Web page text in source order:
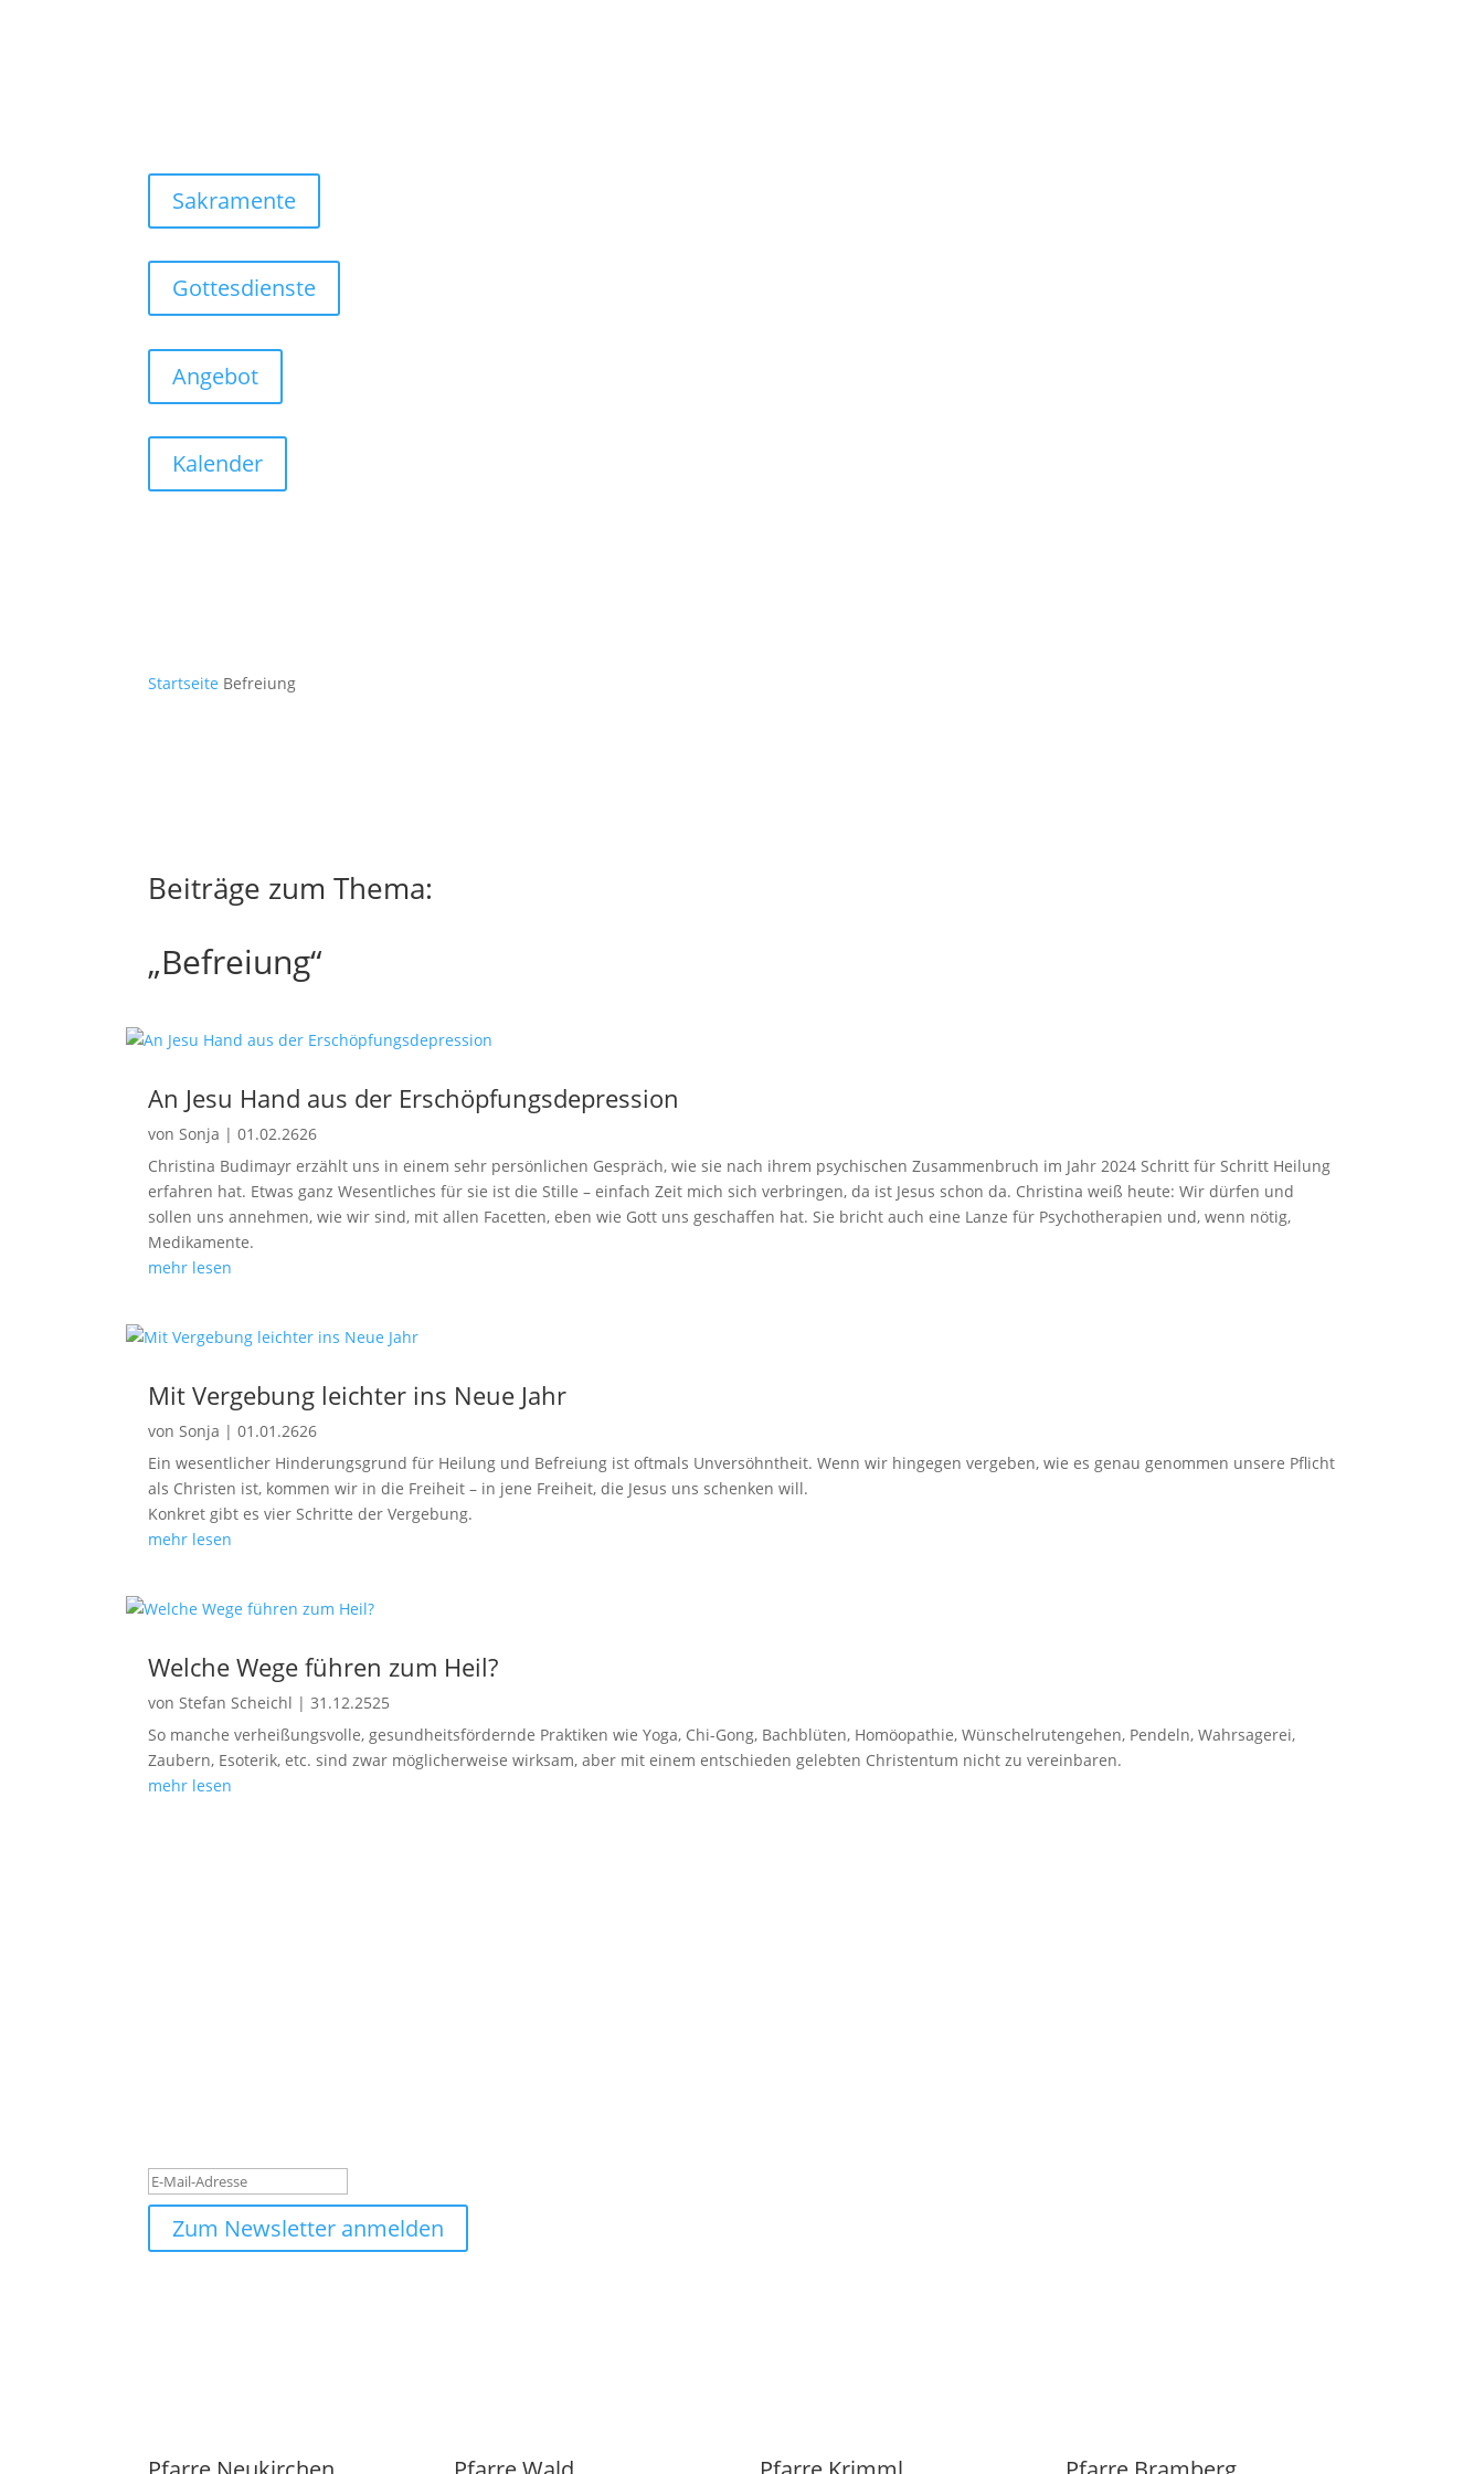
Sakramente
Gottesdienste
Angebot
Kalender
Startseite Befreiung
Beiträge zum Thema:
„Befreiung“
An Jesu Hand aus der Erschöpfungsdepression
vonSonja |01.02.2626
Christina Budimayr erzählt uns in einem sehr persönlichen Gespräch, wie sie nach ihrem psychischen Zusammenbruch im Jahr 2024 Schritt für Schritt Heilung
erfahren hat. Etwas ganz Wesentliches für sie ist die Stille – einfach Zeit mich sich verbringen, da ist Jesus schon da. Christina weiß heute: Wir dürfen und
sollen uns annehmen, wie wir sind, mit allen Facetten, eben wie Gott uns geschaffen hat. Sie bricht auch eine Lanze für Psychotherapien und, wenn nötig,
Medikamente.
mehr lesen
Mit Vergebung leichter ins Neue Jahr
vonSonja |01.01.2626
Ein wesentlicher Hinderungsgrund für Heilung und Befreiung ist oftmals Unversöhntheit. Wenn wir hingegen vergeben, wie es genau genommen unsere Pflicht
als Christen ist, kommen wir in die Freiheit – in jene Freiheit, die Jesus uns schenken will.
Konkret gibt es vier Schritte der Vergebung.
mehr lesen
Welche Wege führen zum Heil?
vonStefan Scheichl |31.12.2525
So manche verheißungsvolle, gesundheitsfördernde Praktiken wie Yoga, Chi-Gong, Bachblüten, Homöopathie, Wünschelrutengehen, Pendeln, Wahrsagerei,
Zaubern, Esoterik, etc. sind zwar möglicherweise wirksam, aber mit einem entschieden gelebten Christentum nicht zu vereinbaren.
mehr lesen
Zum Newsletter anmelden